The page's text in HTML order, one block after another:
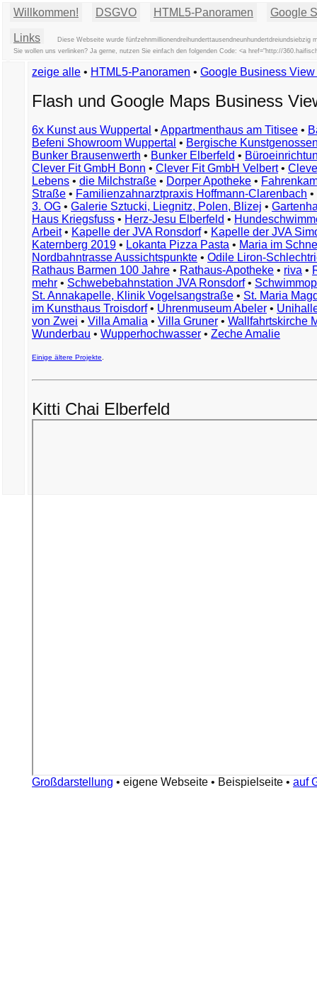
Willkommen! DSGVO HTML5-Panoramen Google
Links
Diese Webseite wurde
Sie wollen uns verlinken? Ja gerne, nutzen Sie einfach den folgenden Code: <a href="http://
zeige alle • HTML5-Panoramen • Google Business
Flash und Google Maps Business
6x Kunst aus Wuppertal • Appartmenthaus am Titisee •
Befeni Showroom Wuppertal • Bergische
Bunker Brausenwerth • Bunker Elberfeld •
Clever Fit GmbH Bonn • Clever Fit GmbH Velbert•
Lebens • die Milchstraße • Dorper Apotheke •
Straße • Familienzahnarztpraxis Hoffmann-Clarenbach •
3. OG • Galerie Sztucki, Liegnitz, Polen, Blizej •
Haus Kriegsfuss • Herz-Jesu Elberfeld •
Arbeit• Kapelle der JVA Ronsdorf• Kapelle der JVA
Katernberg 2019 • Lokanta Pizza Pasta • Maria im
Nordbahntrasse Aussichtspunkte • Odile Liron-
Rathaus Barmen 100 Jahre • Rathaus-Apotheke • riva •
mehr • Schwebebahnstation JVA Ronsdorf•
St. Annakapelle, Klinik Vogelsangstraße • St. Maria
im Kunsthaus Troisdorf• Uhrenmuseum Abeler •
von Zwei • Villa Amalia • Villa Gruner • Wallfahrtskirche
Wunderbau • Wupperhochwasser • Zeche Amalie
Einige ältere Projekte
Kitti Chai Elberfeld
Großdarstellung • eigene Webseite • Beispielseite • auf